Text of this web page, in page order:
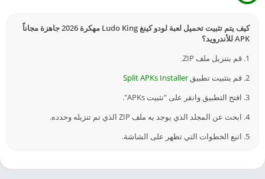
كيف يتم تثبيت تحميل لعبة لودو كينغ Ludo King مهكرة 2026 جاهزة مجاناً
APK للأندرويد؟
1. قم بتنزيل ملف ZIP.
2. قم بتثبيت تطبيق
Split APKs Installer
3. افتح التطبيق وانقر على "تثبيت APKs".
4. ابحث عن المجلد الذي يوجد به ملف ZIP الذي تم تنزيله وحدده.
5. اتبع الخطوات التي تظهر على الشاشة.